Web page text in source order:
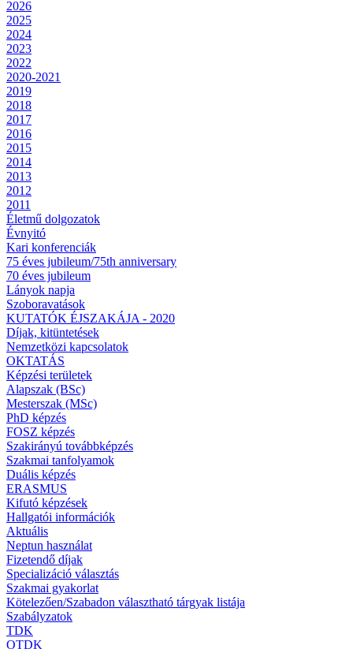
2026
2025
2024
2023
2022
2020-2021
2019
2018
2017
2016
2015
2014
2013
2012
2011
Életmű dolgozatok
Évnyitó
Kari konferenciák
75 éves jubileum/75th anniversary
70 éves jubileum
Lányok napja
Szoboravatások
KUTATÓK ÉJSZAKÁJA - 2020
Díjak, kitüntetések
Nemzetközi kapcsolatok
OKTATÁS
Képzési területek
Alapszak (BSc)
Mesterszak (MSc)
PhD képzés
FOSZ képzés
Szakirányú továbbképzés
Szakmai tanfolyamok
Duális képzés
ERASMUS
Kifutó képzések
Hallgatói információk
Aktuális
Neptun használat
Fizetendő díjak
Specializáció választás
Szakmai gyakorlat
Kötelezően/Szabadon választható tárgyak listája
Szabályzatok
TDK
OTDK